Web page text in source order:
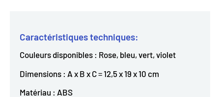
Caractéristiques techniques:
Couleurs disponibles : Rose, bleu, vert, violet
Dimensions : A x B x C = 12,5 x 19 x 10 cm
Matériau : ABS